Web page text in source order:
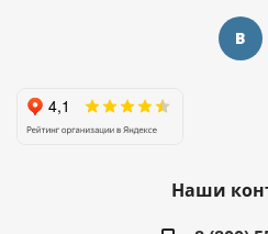
Наши